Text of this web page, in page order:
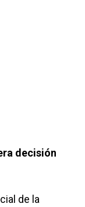
decisión
de la